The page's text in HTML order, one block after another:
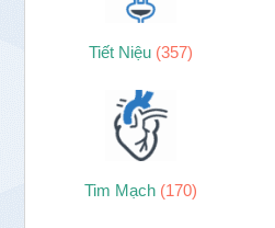
Tiết Niệu (357)
Tim Mạch (170)